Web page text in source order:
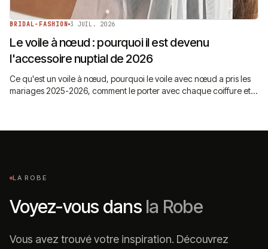
BRIDAL-FASHION 3 JUIL. 2026
Le voile à nœud : pourquoi il est devenu
l'accessoire nuptial de 2026
Ce qu'est un voile à nœud, pourquoi le voile avec nœud a pris les
mariages 2025-2026, comment le porter avec chaque coiffure et à
LA ROBE
Voyez-vous dans la Robe
Vous avez trouvé votre inspiration. Découvrez